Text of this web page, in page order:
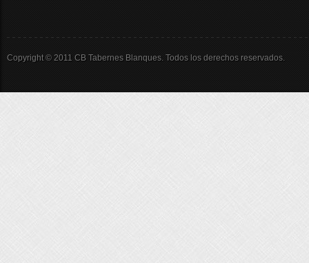
Copyright © 2011 CB Tabernes Blanques. Todos los derechos reservados.